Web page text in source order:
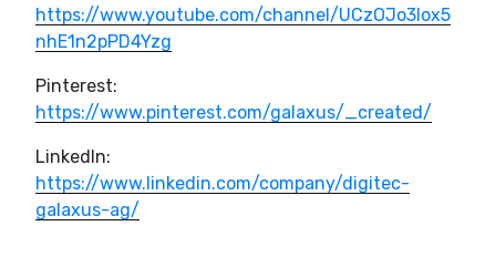
https://www.youtube.com/channel/UCzOJo3lox5
nhE1n2pPD4Yzg
Pinterest:
https://www.pinterest.com/galaxus/_created/
LinkedIn:
https://www.linkedin.com/company/digitec-
galaxus-ag/